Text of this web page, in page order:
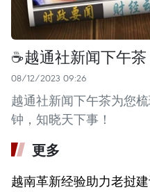
☕️越通社新闻下午茶
08/12/2023 09:26
越通社新闻下午茶为您
钟，知晓天下事！
更多
越南革新经验助力老挝